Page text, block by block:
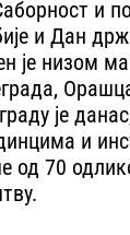
и
и Дан
је низом
је
и
од 70